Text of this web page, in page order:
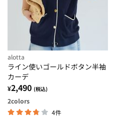
alotta
ライン使いゴールドボタン半袖
カーデ
¥2,490 (税込)
2colors
4件